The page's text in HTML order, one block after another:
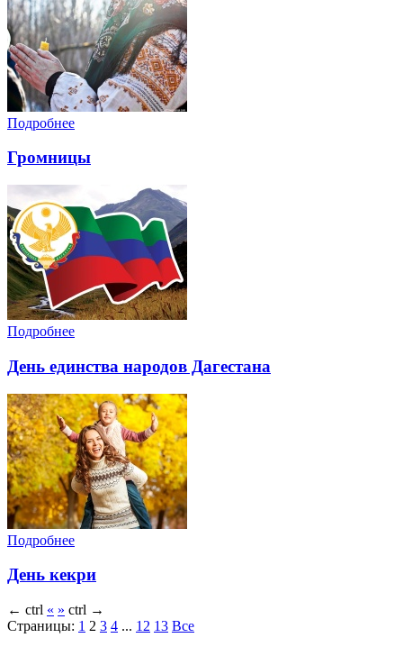
Подробнее
Громницы
Подробнее
День единства народов Дагестана
Подробнее
День кекри
← ctrl « » ctrl →
Страницы: 1 2 3 4 ... 12 13 Все